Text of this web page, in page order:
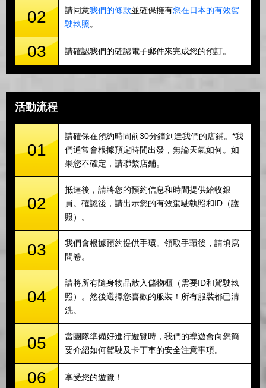
02 請同意我們的條款並確保擁有您在日本的有效駕
駛執照。
03 請確認我們的確認電子郵件來完成您的預訂。
活動流程
01
請確保在預約時間前30分鐘到達我們的店鋪。*我
們通常會根據預定時間出發，無論天氣如何。如
果您不確定，請聯繫店鋪。
02
抵達後，請將您的預約信息和時間提供給收銀
員。確認後，請出示您的有效駕駛執照和ID（護
照）。
03
我們會根據預約提供手環。領取手環後，請填寫
問卷。
04
請將所有隨身物品放入儲物櫃（需要ID和駕駛執
照）。然後選擇您喜歡的服裝！所有服裝都已清
洗。
05
當團隊準備好進行遊覽時，我們的導遊會向您簡
要介紹如何駕駛及卡丁車的安全注意事項。
06 享受您的遊覽！